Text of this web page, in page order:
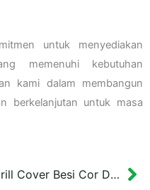
untuk menyediakan
memenuhi kebutuhan
kami dalam membangun
berkelanjutan untuk masa
Grill Cover Besi Cor Drainase Surabaya 150×150 cm